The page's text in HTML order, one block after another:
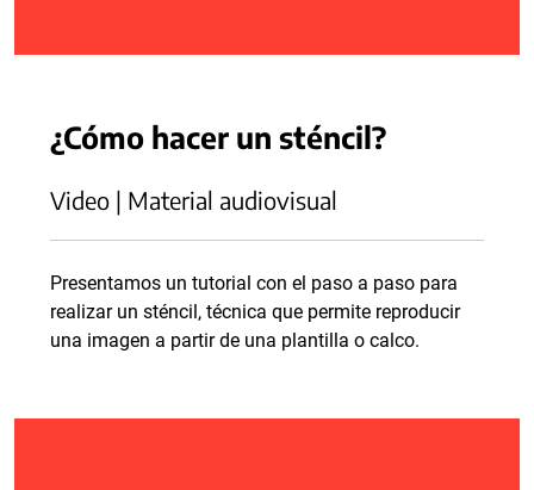
¿Cómo hacer un sténcil?
Video | Material audiovisual
Presentamos un tutorial con el paso a paso para
realizar un sténcil, técnica que permite reproducir
una imagen a partir de una plantilla o calco.